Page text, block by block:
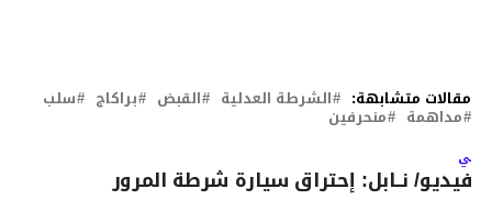
مقالات متشابهة: الشرطة العدلية القبض براكاج سلب
مداهمة منحرفين
نــابل: إحتراق سيارة شرطة المرور